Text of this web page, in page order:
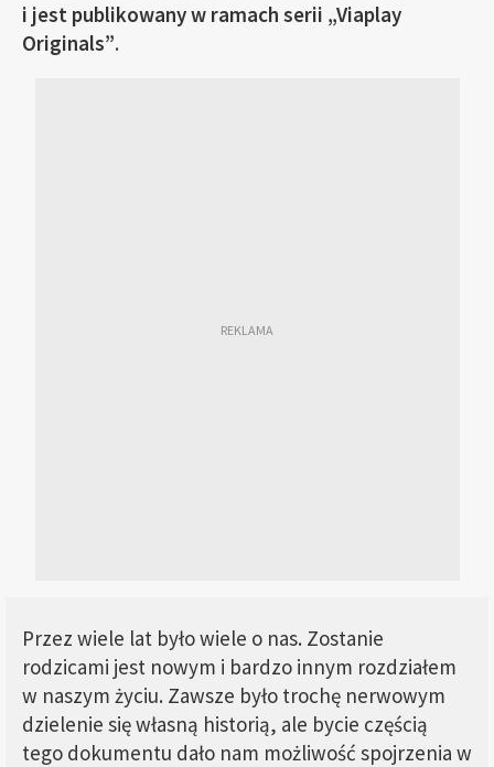
i jest publikowany w ramach serii „Viaplay
Originals”.
Przez wiele lat było wiele o nas. Zostanie
rodzicami jest nowym i bardzo innym rozdziałem
w naszym życiu. Zawsze było trochę nerwowym
dzielenie się własną historią, ale bycie częścią
tego dokumentu dało nam możliwość spojrzenia w